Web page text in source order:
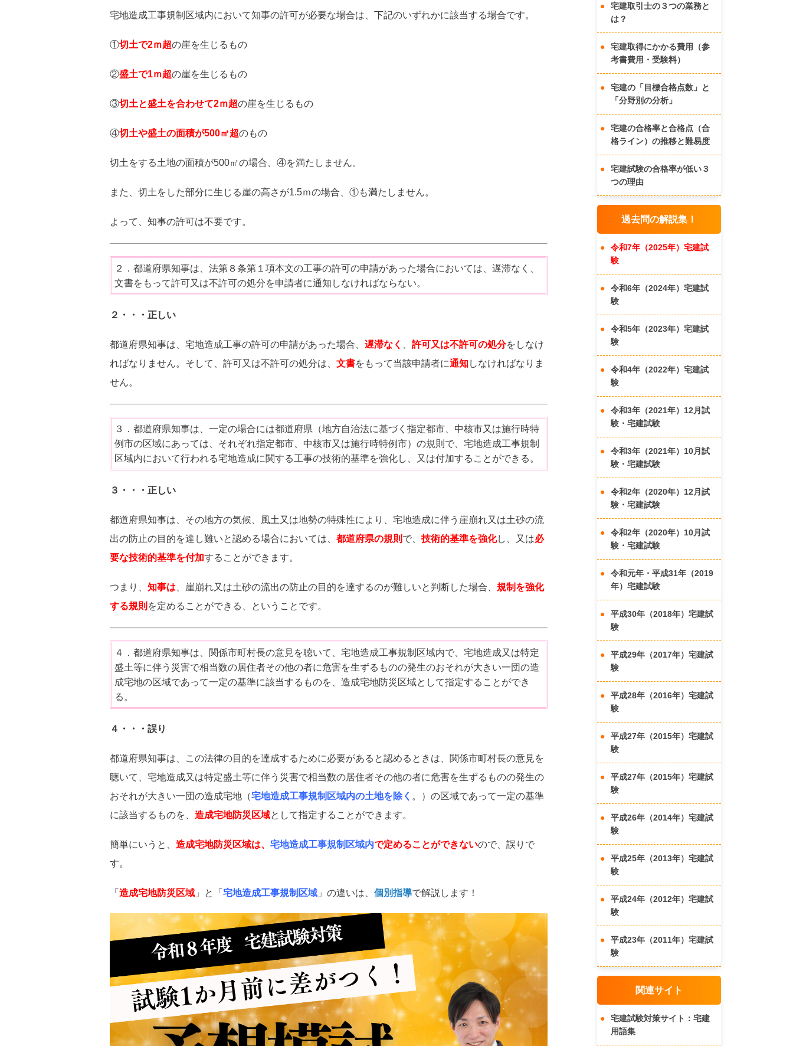
宅地造成工事規制区域内において知事の許可が必要な場合は、下記のいずれかに該当する場合です。
①切土で2ｍ超の崖を生じるもの
②盛土で1ｍ超の崖を生じるもの
③切土と盛土を合わせて2ｍ超の崖を生じるもの
④切土や盛土の面積が500㎡超のもの
切土をする土地の面積が500㎡の場合、④を満たしません。
また、切土をした部分に生じる崖の高さが1.5ｍの場合、①も満たしません。
よって、知事の許可は不要です。
２．都道府県知事は、法第８条第１項本文の工事の許可の申請があった場合においては、遅滞なく、
文書をもって許可又は不許可の処分を申請者に通知しなければならない。
２・・・正しい
都道府県知事は、宅地造成工事の許可の申請があった場合、 遅滞なく 許可又は不許可の処分をしなけ
ればなりません。そして、許可又は不許可の処分は
文書をもって当該申請者に通知しなければなりま
せん。
３．都道府県知事は、一定の場合には都道府県（地方自治法に基づく指定都市、中核市又は施行時特
例市の区域にあっては、それぞれ指定都市、中核市又は施行時特例市）の規則で、宅地造成工事規制
区域内において行われる宅地造成に関する工事の技術的基準を強化し、又は付加することができる。
３・・・正しい
都道府県知事は、その地方の気候、風土又は地勢の特殊性により、宅地造成に伴う崖崩れ又は土砂の流
出の防止の目的を達し難いと認める場合においては、 都道府県の規則 で、 技術的基準を強化し、又は必
要な技術的基準を付加することができます。
つまり、 知事は 崖崩れ又は土砂の流出の防止の目的を達するのが難しいと判断した場合、 規制を強化
する規則 を定めることができる、ということです。
４．都道府県知事は、関係市町村長の意見を聴いて、宅地造成工事規制区域内で、宅地造成又は特定
盛土等に伴う災害で相当数の居住者その他の者に危害を生ずるものの発生のおそれが大きい一団の造
成宅地の区域であって一定の基準に該当するものを、造成宅地防災区域として指定することができ
る。
４・・・誤り
都道府県知事は、この法律の目的を達成するために必要があると認めるときは、関係市町村長の意見を
聴いて、宅地造成又は特定盛土等に伴う災害で相当数の居住者その他の者に危害を生ずるものの発生の
おそれが大きい一団の造成宅地（宅地造成工事規制区域内の土地を除く 。）の区域であって一定の基準
に該当するものを、 造成宅地防災区域として指定することができます。
簡単にいうと、 造成宅地防災区域は、 宅地造成工事規制区域内で定めることができないので、誤りで
す。
「 造成宅地防災区域 」と「 宅地造成工事規制区域 」の違いは、 個別指導で解説します！
宅建取引士の３つの業務と
は？
宅建取得にかかる費用（参
考書費用・受験料）
宅建の「目標合格点数」と
「分野別の分析」
宅建の合格率と合格点（合
格ライン）の推移と難易度
宅建試験の合格率が低い３
つの理由
過去問の解説集！
令和7年（2025年）宅建試
験
令和6年（2024年）宅建試
験
令和5年（2023年）宅建試
験
令和4年（2022年）宅建試
験
令和3年（2021年）12月試
験・宅建試験
令和3年（2021年）10月試
験・宅建試験
令和2年（2020年）12月試
験・宅建試験
令和2年（2020年）10月試
験・宅建試験
令和元年・平成31年（2019
年）宅建試験
平成30年（2018年）宅建試
験
平成29年（2017年）宅建試
験
平成28年（2016年）宅建試
験
平成27年（2015年）宅建試
験
平成27年（2015年）宅建試
験
平成26年（2014年）宅建試
験
平成25年（2013年）宅建試
験
平成24年（2012年）宅建試
験
平成23年（2011年）宅建試
験
関連サイト
宅建試験対策サイト：宅建
用語集